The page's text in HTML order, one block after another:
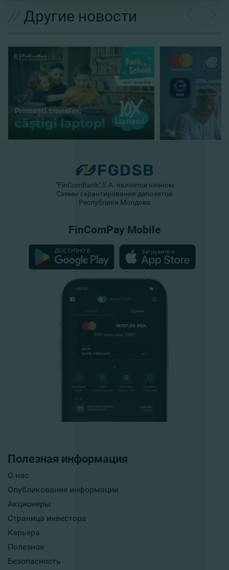
Другие новости
Полезная информация
О нас
Опубликование информации
Акционеры
Страница инвестора
Карьера
Полезное
Безопасность
"FinComBank" S.A. является членом
Схемы гарантирования депозитов
Республики Молдова
FinComPay Mobile